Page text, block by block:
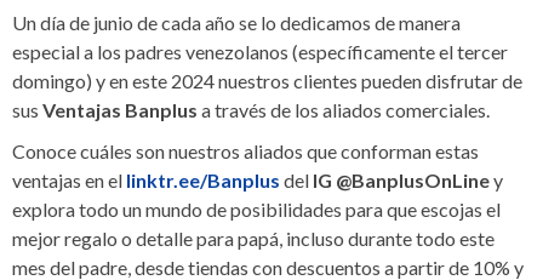
Un día de junio de cada año se lo dedicamos de manera
especial a los padres venezolanos (específicamente el tercer
domingo) y en este 2024 nuestros clientes pueden disfrutar de
sus Ventajas Banplus a través de los aliados comerciales.
Conoce cuáles son nuestros aliados que conforman estas
ventajas en el linktr.ee/Banplus del IG @BanplusOnLiney
explora todo un mundo de posibilidades para que escojas el
mejor regalo o detalle para papá, incluso durante todo este
mes del padre, desde tiendas con descuentos a partir de 10% y